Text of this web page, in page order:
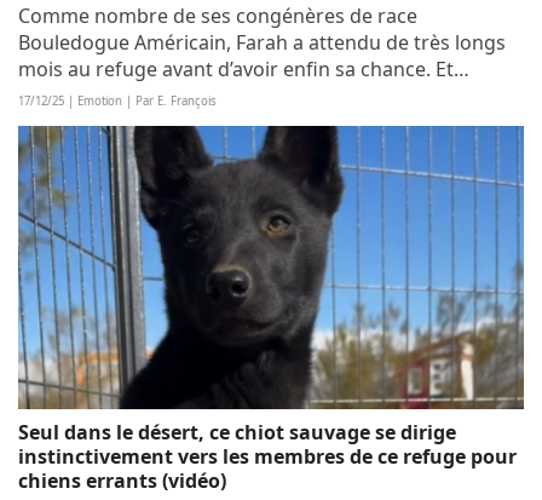
Comme nombre de ses congénères de race
Bouledogue Américain, Farah a attendu de très longs
mois au refuge avant d’avoir enfin sa chance. Et
lorsque le grand jour est arrivé, elle n’a pas pu partir
sans dire au revoir aux bienfaiteurs qui avaient...
17/12/25 | Emotion | Par E. François
Seul dans le désert, ce chiot sauvage se dirige
instinctivement vers les membres de ce refuge pour
chiens errants (vidéo)